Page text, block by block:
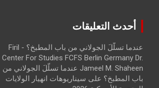
أحدث التعليقات
عندما تسلّلَ الجولاني من باب المطبخ؟ - Firil
Center For Studies FCFS Berlin Germany Dr.
Jameel M. Shaheen عندما تسلّلَ الجولاني من
باب المطبخ؟ على سيناريوهات انهيار الولايات